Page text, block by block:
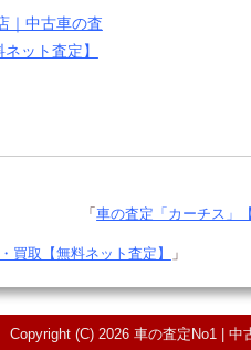
｜中古車の査
ット査定】
「車の査定「カーチス」
買取【無料ネット査定】 」
Copyright (C) 2026 車の査定No1 |